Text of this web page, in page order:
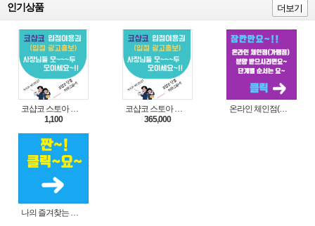
인기상품 더보기
1,100
365,000
온라인 체인점(가맹점) 분양순서(필독)